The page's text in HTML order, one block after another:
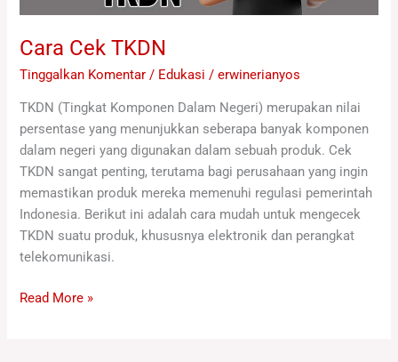
Cara Cek TKDN
Tinggalkan Komentar / Edukasi /erwinerianyos
TKDN (Tingkat Komponen Dalam Negeri) merupakan nilai
persentase yang menunjukkan seberapa banyak komponen
dalam negeri yang digunakan dalam sebuah produk. Cek
TKDN sangat penting, terutama bagi perusahaan yang ingin
memastikan produk mereka memenuhi regulasi pemerintah
Indonesia. Berikut ini adalah cara mudah untuk mengecek
TKDN suatu produk, khususnya elektronik dan perangkat
telekomunikasi.
Read More »